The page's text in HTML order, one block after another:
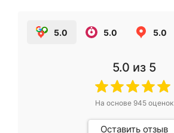
5.0 5.0 5.0
5.0 из 5
На основе 945оценок
Оставить отзыв